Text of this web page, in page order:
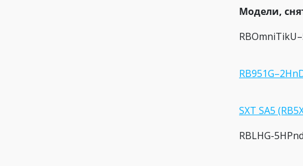
Модели,
SXT SA5
RBLHG-